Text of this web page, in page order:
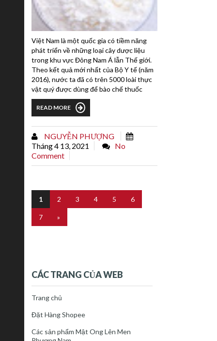
Việt Nam là một quốc gia có tiềm năng
phát triển về những loại cây dược liệu
trong khu vực Đông Nam Á lẫn Thế giới.
Theo kết quả mới nhất của Bộ Y tế (năm
2016), nước ta đã có trên 5000 loài thực
vật quý được dùng để bào chế thuốc
chữa bệnh theo hướng Đông Y. Một
trong những loại cây dược liệu quý có
công dụng chữa nhiều bệnh nhiều là nghệ
đen.Nghệ đen là một loại cây thảo, thân
rễ to, có nhánh phân nhánh thành nhiều
củ, rất...
READ MORE
NGUYỄN PHƯỢNG
Tháng 4 13, 2021
No
Comment
1 2 3 4 5 6
7 »
CÁC TRANG CỦA WEB
Trang chủ
Đặt Hàng Shopee
Các sản phẩm Mật Ong Lên Men